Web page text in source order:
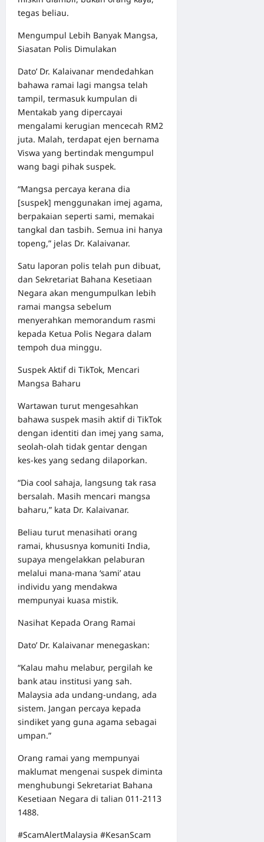
tegas beliau.
Mengumpul Lebih Banyak Mangsa,
Siasatan Polis Dimulakan
Dato’ Dr. Kalaivanar mendedahkan
bahawa ramai lagi mangsa telah
tampil, termasuk kumpulan di
Mentakab yang dipercayai
mengalami kerugian mencecah RM2
juta. Malah, terdapat ejen bernama
Viswa yang bertindak mengumpul
wang bagi pihak suspek.
“Mangsa percaya kerana dia
[suspek] menggunakan imej agama,
berpakaian seperti sami, memakai
tangkal dan tasbih. Semua ini hanya
topeng,” jelas Dr. Kalaivanar.
Satu laporan polis telah pun dibuat,
dan Sekretariat Bahana Kesetiaan
Negara akan mengumpulkan lebih
ramai mangsa sebelum
menyerahkan memorandum rasmi
kepada Ketua Polis Negara dalam
tempoh dua minggu.
Suspek Aktif di TikTok, Mencari
Mangsa Baharu
Wartawan turut mengesahkan
bahawa suspek masih aktif di TikTok
dengan identiti dan imej yang sama,
seolah-olah tidak gentar dengan
kes-kes yang sedang dilaporkan.
“Dia cool sahaja, langsung tak rasa
bersalah. Masih mencari mangsa
baharu,” kata Dr. Kalaivanar.
Beliau turut menasihati orang
ramai, khususnya komuniti India,
supaya mengelakkan pelaburan
melalui mana-mana ‘sami’ atau
individu yang mendakwa
mempunyai kuasa mistik.
Nasihat Kepada Orang Ramai
Dato’ Dr. Kalaivanar menegaskan:
“Kalau mahu melabur, pergilah ke
bank atau institusi yang sah.
Malaysia ada undang-undang, ada
sistem. Jangan percaya kepada
sindiket yang guna agama sebagai
umpan.”
Orang ramai yang mempunyai
maklumat mengenai suspek diminta
menghubungi Sekretariat Bahana
Kesetiaan Negara di talian 011-2113
1488.
#ScamAlertMalaysia #KesanScam